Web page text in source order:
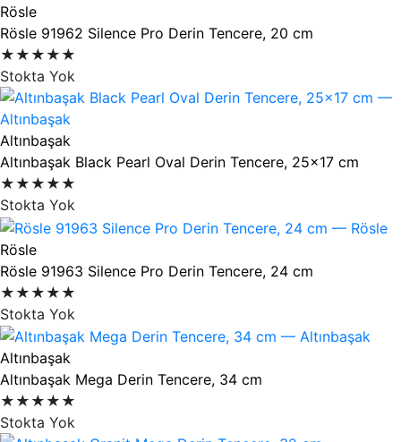
Rösle
Rösle 91962 Silence Pro Derin Tencere, 20 cm
★★★★★
Stokta Yok
Altınbaşak
Altınbaşak Black Pearl Oval Derin Tencere, 25x17 cm
★★★★★
Stokta Yok
Rösle
Rösle 91963 Silence Pro Derin Tencere, 24 cm
★★★★★
Stokta Yok
Altınbaşak
Altınbaşak Mega Derin Tencere, 34 cm
★★★★★
Stokta Yok